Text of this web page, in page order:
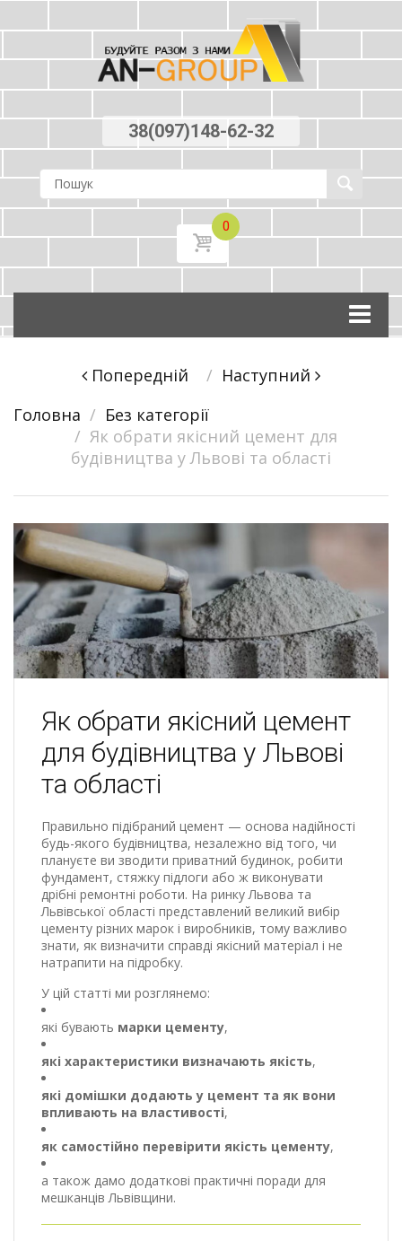
38(097)148-62-32
0
Skip
content
Post
navigation
Попереднiй
Наступний
Головна
Без категорії
Як обрати якісний цемент для
будівництва у Львові та області
Як обрати якісний цемент
для будівництва у Львові
та області
Правильно підібраний цемент — основа надійності
будь-якого будівництва, незалежно від того, чи
плануєте ви зводити приватний будинок, робити
фундамент, стяжку підлоги або ж виконувати
дрібні ремонтні роботи. На ринку Львова та
Львівської області представлений великий вибір
цементу різних марок і виробників, тому важливо
знати, як визначити справді якісний матеріал і не
натрапити на підробку.
У цій статті ми розглянемо:
які бувають марки цементу,
які характеристики визначають якість,
які домішки додають у цемент та як вони
впливають на властивості,
як самостійно перевірити якість цементу,
а також дамо додаткові практичні поради для
мешканців Львівщини.